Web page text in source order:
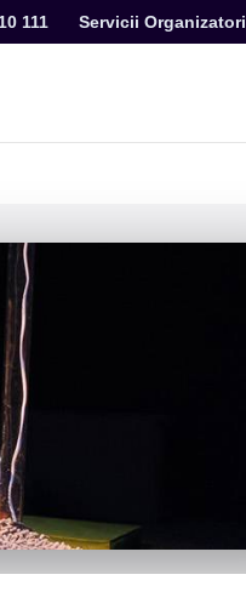
111 Servicii Organizatori